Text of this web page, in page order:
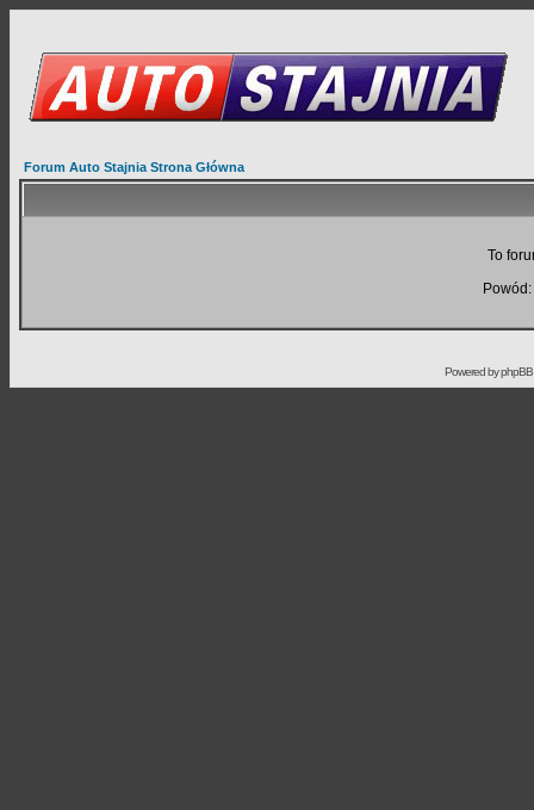
Forum Auto Stajnia Strona Główna
To
Powered byphpBB